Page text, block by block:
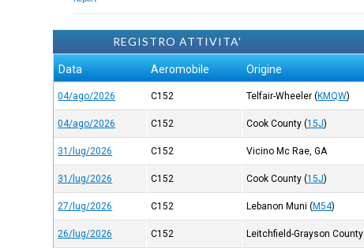
REGISTRO ATTIVITA'
Data Aeromobile Origine
04/ago/2026 C152 Telfair-Wheeler (KMQW)
04/ago/2026 C152 Cook County (15J)
31/lug/2026 C152 Vicino Mc Rae, GA
31/lug/2026 C152 Cook County (15J)
27/lug/2026 C152 Lebanon Muni (M54)
26/lug/2026 C152 Leitchfield-Grayson County